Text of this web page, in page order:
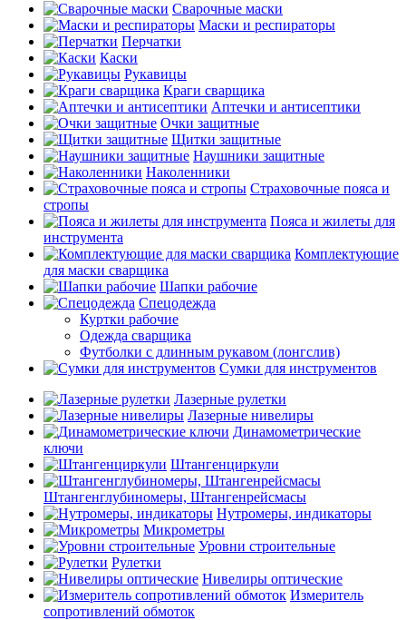
Сварочные маски
Маски и респираторы
Перчатки
Каски
Рукавицы
Краги сварщика
Аптечки и антисептики
Очки защитные
Щитки защитные
Наушники защитные
Наколенники
Страховочные пояса и
стропы
Пояса и жилеты для
инструмента
Комплектующие
для маски сварщика
Шапки рабочие
Спецодежда
Куртки рабочие
Одежда сварщика
Футболки с длинным рукавом (лонгслив)
Сумки для инструментов
Лазерные рулетки
Лазерные нивелиры
Динамометрические
ключи
Штангенциркули
Штангенглубиномеры, Штангенрейсмасы
Нутромеры, индикаторы
Микрометры
Уровни строительные
Рулетки
Нивелиры оптические
Измеритель
сопротивлений обмоток